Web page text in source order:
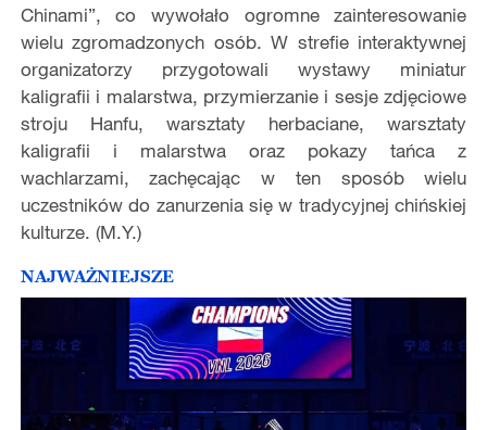
Chinami”, co wywołało ogromne zainteresowanie
wielu zgromadzonych osób. W strefie interaktywnej
organizatorzy przygotowali wystawy miniatur
kaligrafii i malarstwa, przymierzanie i sesje zdjęciowe
stroju Hanfu, warsztaty herbaciane, warsztaty
kaligrafii i malarstwa oraz pokazy tańca z
wachlarzami, zachęcając w ten sposób wielu
uczestników do zanurzenia się w tradycyjnej chińskiej
kulturze. (M.Y.)
NAJWAŻNIEJSZE